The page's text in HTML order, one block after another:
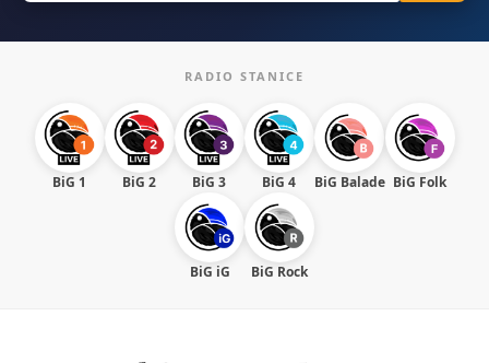
RADIO STANICE
BiG 1 BiG 2 BiG 3 BiG 4 BiG Balade BiG Folk
BiG iG BiG Rock